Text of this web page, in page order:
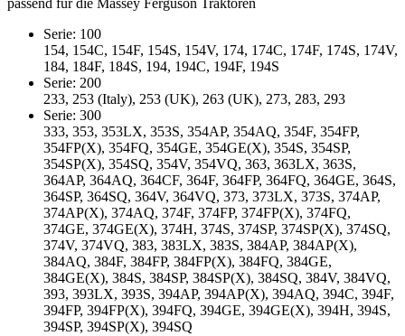
passend für die Massey Ferguson Traktoren
Serie: 100
154, 154C, 154F, 154S, 154V, 174, 174C, 174F, 174S, 174V,
184, 184F, 184S, 194, 194C, 194F, 194S
Serie: 200
233, 253 (Italy), 253 (UK), 263 (UK), 273, 283, 293
Serie: 300
333, 353, 353LX, 353S, 354AP, 354AQ, 354F, 354FP,
354FP(X), 354FQ, 354GE, 354GE(X), 354S, 354SP,
354SP(X), 354SQ, 354V, 354VQ, 363, 363LX, 363S,
364AP, 364AQ, 364CF, 364F, 364FP, 364FQ, 364GE, 364S,
364SP, 364SQ, 364V, 364VQ, 373, 373LX, 373S, 374AP,
374AP(X), 374AQ, 374F, 374FP, 374FP(X), 374FQ,
374GE, 374GE(X), 374H, 374S, 374SP, 374SP(X), 374SQ,
374V, 374VQ, 383, 383LX, 383S, 384AP, 384AP(X),
384AQ, 384F, 384FP, 384FP(X), 384FQ, 384GE,
384GE(X), 384S, 384SP, 384SP(X), 384SQ, 384V, 384VQ,
393, 393LX, 393S, 394AP, 394AP(X), 394AQ, 394C, 394F,
394FP, 394FP(X), 394FQ, 394GE, 394GE(X), 394H, 394S,
394SP, 394SP(X), 394SQ